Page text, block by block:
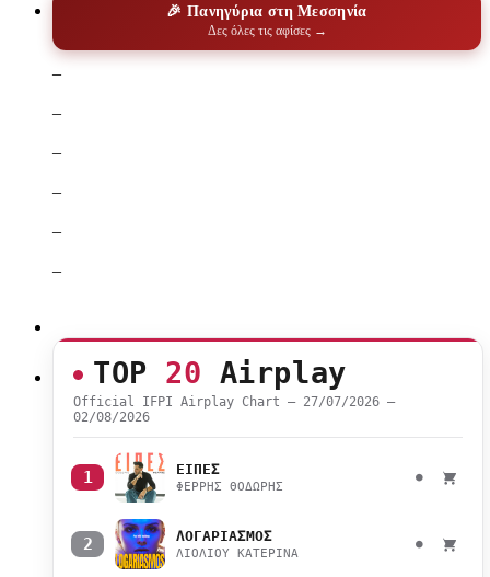
🎉 Πανηγύρια στη Μεσσηνία
Δες όλες τις αφίσες →
–
–
–
–
–
–
TOP 20 Airplay
Official IFPI Airplay Chart — 27/07/2026 –
02/08/2026
1 ΕΙΠΕΣ
ΦΕΡΡΗΣ ΘΟΔΩΡΗΣ
●
2 ΛΟΓΑΡΙΑΣΜΟΣ
ΛΙΟΛΙΟΥ ΚΑΤΕΡΙΝΑ
●